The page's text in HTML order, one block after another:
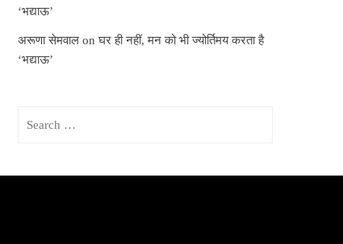
‘भद्याऊ’
अरूणा सेमवाल onघर ही नहीं, मन को भी ज्योर्तिमय करता है
‘भद्याऊ’